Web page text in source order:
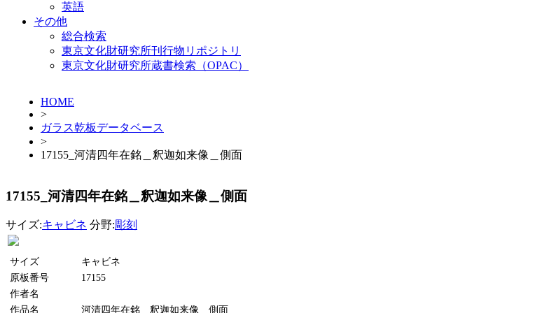
英語
その他
総合検索
東京文化財研究所刊行物リポジトリ
東京文化財研究所蔵書検索（OPAC）
HOME
>
ガラス乾板データベース
>
17155_河清四年在銘＿釈迦如来像＿側面
17155_河清四年在銘＿釈迦如来像＿側面
サイズ:キャビネ 分野:彫刻
サイズ
キャビネ
原板番号
17155
作者名
作品名
河清四年在銘＿釈迦如来像＿側面